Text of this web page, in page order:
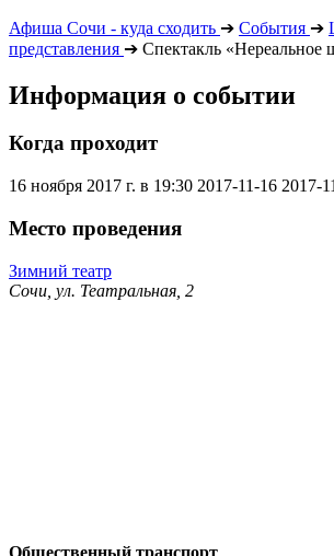
Афиша Сочи - куда сходить ➔ События ➔
представления ➔ Спектакль «Нереальное
Информация о событии
Когда проходит
16 ноября 2017 г. в 19:30 2017-11-16 2017-
Место проведения
Зимний театр
Сочи, ул. Театральная, 2
Общественный транспорт